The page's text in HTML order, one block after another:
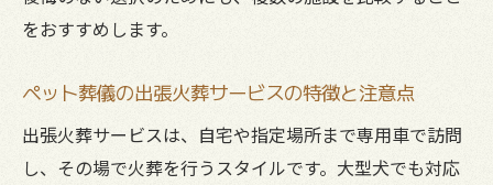
をおすすめします。
ペット葬儀の出張火葬サービスの特徴と注意点
出張火葬サービスは、自宅や指定場所まで専用車で訪問
し、その場で火葬を行うスタイルです。大型犬でも対応